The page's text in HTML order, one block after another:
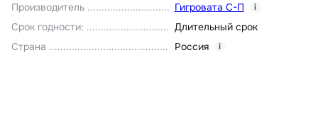
Производитель
Гигровата С-П i
Срок годности:
Длительный срок
Страна
Россия i